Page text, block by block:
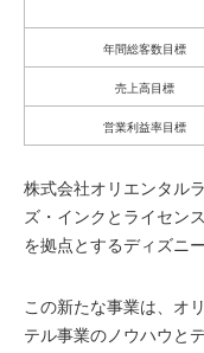
年間総客数目標
売上高目標
営業利益率目標
株式会社オリエンタル
ズ・インクとライセン
を拠点とするディズニ
この新たな事業は、オ
テル事業のノウハウと